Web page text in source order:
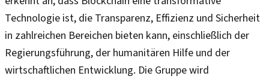
Technologie ist, die Transparenz, Effizienz und Sicherheit
in zahlreichen Bereichen bieten kann, einschließlich der
Regierungsführung, der humanitären Hilfe und der
wirtschaftlichen Entwicklung. Die Gruppe wird